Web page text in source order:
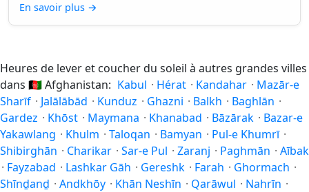
En savoir plus →
Heures de lever et coucher du soleil à autres grandes villes
dans 🇦🇫Afghanistan: Kabul · Hérat · Kandahar · Mazār-e
Sharīf · Jalālābād · Kunduz · Ghazni · Balkh · Baghlān ·
Gardez · Khōst · Maymana · Khanabad · Bāzārak · Bazar-e
Yakawlang · Khulm · Taloqan · Bamyan · Pul-e Khumrī ·
Shibirghān · Charikar · Sar-e Pul · Zaranj · Paghmān · Aībak
· Fayzabad · Lashkar Gāh · Gereshk · Farah · Ghormach ·
Shīnḏanḏ · Andkhōy · Khān Neshīn · Qarāwul · Nahrīn ·